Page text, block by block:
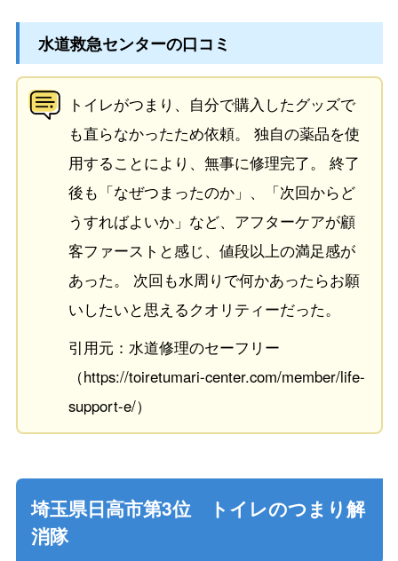
水道救急センターの口コミ
トイレがつまり、自分で購入したグッズで
も直らなかったため依頼。 独自の薬品を使
用することにより、無事に修理完了。 終了
後も「なぜつまったのか」、「次回からど
うすればよいか」など、アフターケアが顧
客ファーストと感じ、値段以上の満足感が
あった。 次回も水周りで何かあったらお願
いしたいと思えるクオリティーだった。
引用元：水道修理のセーフリー
（https://toiretumari-center.com/member/life-
support-e/）
埼玉県日高市第3位 トイレのつまり解
消隊